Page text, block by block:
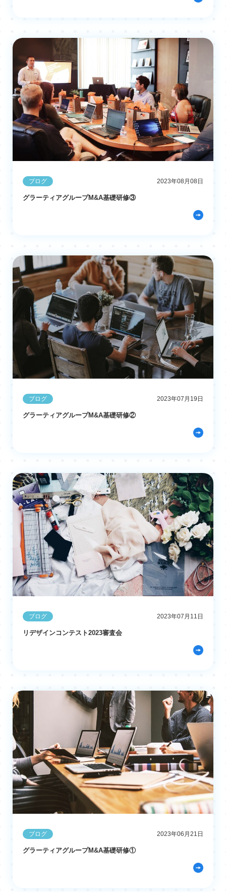
ブログ 2023年08月08日
グラーティアグループM&A基礎研修③
ブログ 2023年07月19日
グラーティアグループM&A基礎研修②
ブログ 2023年07月11日
リデザインコンテスト2023審査会
ブログ 2023年06月21日
グラーティアグループM&A基礎研修①